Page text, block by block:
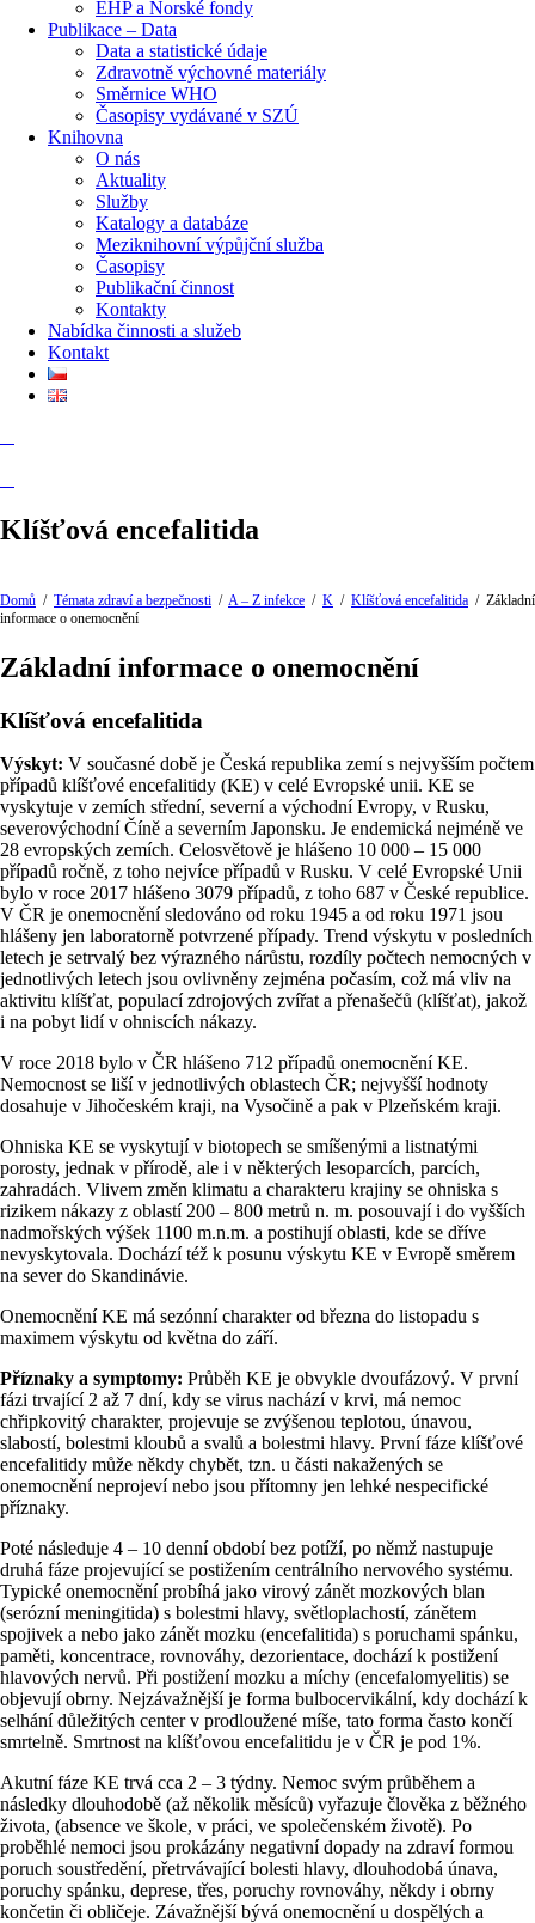
EHP a Norské fondy
Publikace – Data
Data a statistické údaje
Zdravotně výchovné materiály
Směrnice WHO
Časopisy vydávané v SZÚ
Knihovna
O nás
Aktuality
Služby
Katalogy a databáze
Meziknihovní výpůjční služba
Časopisy
Publikační činnost
Kontakty
Nabídka činnosti a služeb
Kontakt
Klíšťová encefalitida
Domů / Témata zdraví a bezpečnosti / A – Z infekce / K / Klíšťová encefalitida / Základní
informace o onemocnění
Základní informace o onemocnění
Klíšťová encefalitida
Výskyt: V současné době je Česká republika zemí s nejvyšším počtem
případů klíšťové encefalitidy (KE) v celé Evropské unii. KE se
vyskytuje v zemích střední, severní a východní Evropy, v Rusku,
severovýchodní Číně a severním Japonsku. Je endemická nejméně ve
28 evropských zemích. Celosvětově je hlášeno 10 000 – 15 000
případů ročně, z toho nejvíce případů v Rusku. V celé Evropské Unii
bylo v roce 2017 hlášeno 3079 případů, z toho 687 v České republice.
V ČR je onemocnění sledováno od roku 1945 a od roku 1971 jsou
hlášeny jen laboratorně potvrzené případy. Trend výskytu v posledních
letech je setrvalý bez výrazného nárůstu, rozdíly počtech nemocných v
jednotlivých letech jsou ovlivněny zejména počasím, což má vliv na
aktivitu klíšťat, populací zdrojových zvířat a přenašečů (klíšťat), jakož
i na pobyt lidí v ohniscích nákazy.
V roce 2018 bylo v ČR hlášeno 712 případů onemocnění KE.
Nemocnost se liší v jednotlivých oblastech ČR; nejvyšší hodnoty
dosahuje v Jihočeském kraji, na Vysočině a pak v Plzeňském kraji.
Ohniska KE se vyskytují v biotopech se smíšenými a listnatými
porosty, jednak v přírodě, ale i v některých lesoparcích, parcích,
zahradách. Vlivem změn klimatu a charakteru krajiny se ohniska s
rizikem nákazy z oblastí 200 – 800 metrů n. m. posouvají i do vyšších
nadmořských výšek 1100 m.n.m. a postihují oblasti, kde se dříve
nevyskytovala. Dochází též k posunu výskytu KE v Evropě směrem
na sever do Skandinávie.
Onemocnění KE má sezónní charakter od března do listopadu s
maximem výskytu od května do září.
Příznaky a symptomy: Průběh KE je obvykle dvoufázový. V první
fázi trvající 2 až 7 dní, kdy se virus nachází v krvi, má nemoc
chřipkovitý charakter, projevuje se zvýšenou teplotou, únavou,
slabostí, bolestmi kloubů a svalů a bolestmi hlavy. První fáze klíšťové
encefalitidy může někdy chybět, tzn. u části nakažených se
onemocnění neprojeví nebo jsou přítomny jen lehké nespecifické
příznaky.
Poté následuje 4 – 10 denní období bez potíží, po němž nastupuje
druhá fáze projevující se postižením centrálního nervového systému.
Typické onemocnění probíhá jako virový zánět mozkových blan
(serózní meningitida) s bolestmi hlavy, světloplachostí, zánětem
spojivek a nebo jako zánět mozku (encefalitida) s poruchami spánku,
paměti, koncentrace, rovnováhy, dezorientace, dochází k postižení
hlavových nervů. Při postižení mozku a míchy (encefalomyelitis) se
objevují obrny. Nejzávažnější je forma bulbocervikální, kdy dochází k
selhání důležitých center v prodloužené míše, tato forma často končí
smrtelně. Smrtnost na klíšťovou encefalitidu je v ČR je pod 1%.
Akutní fáze KE trvá cca 2 – 3 týdny. Nemoc svým průběhem a
následky dlouhodobě (až několik měsíců) vyřazuje člověka z běžného
života, (absence ve škole, v práci, ve společenském životě). Po
proběhlé nemoci jsou prokázány negativní dopady na zdraví formou
poruch soustředění, přetrvávající bolesti hlavy, dlouhodobá únava,
poruchy spánku, deprese, třes, poruchy rovnováhy, někdy i obrny
končetin či obličeje. Závažnější bývá onemocnění u dospělých a